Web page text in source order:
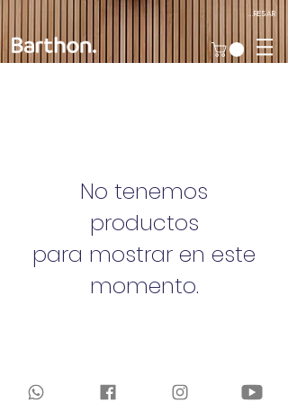
Ingresar
No tenemos
productos
para mostrar en este
momento.